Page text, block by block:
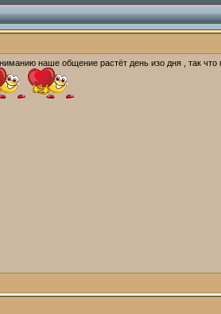
наше общение растёт день изо дня , так